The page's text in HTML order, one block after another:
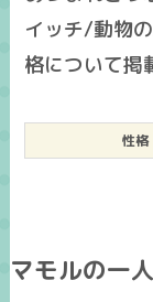
イッチ/動物
格について掲
性格
マモルの一